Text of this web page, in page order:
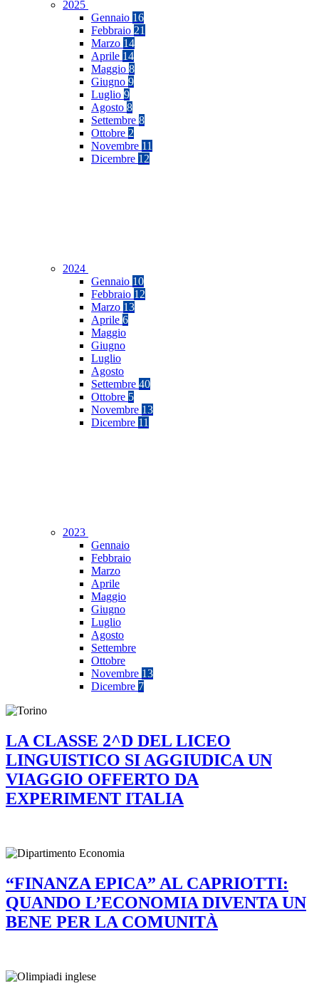
2025
Gennaio 16
Febbraio 21
Marzo 14
Aprile 14
Maggio 8
Giugno 9
Luglio 9
Agosto 8
Settembre 8
Ottobre 2
Novembre 11
Dicembre 12
2024
Gennaio 10
Febbraio 12
Marzo 13
Aprile 6
Maggio
Giugno
Luglio
Agosto
Settembre 40
Ottobre 5
Novembre 13
Dicembre 11
2023
Gennaio
Febbraio
Marzo
Aprile
Maggio
Giugno
Luglio
Agosto
Settembre
Ottobre
Novembre 13
Dicembre 7
LA CLASSE 2^D DEL LICEO
LINGUISTICO SI AGGIUDICA UN
VIAGGIO OFFERTO DA
EXPERIMENT ITALIA
“FINANZA EPICA” AL CAPRIOTTI:
QUANDO L’ECONOMIA DIVENTA UN
BENE PER LA COMUNITÀ